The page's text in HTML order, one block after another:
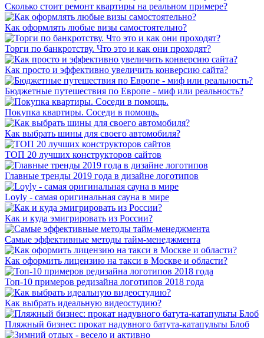
Сколько стоит ремонт квартиры на реальном примере?
Как оформлять любые визы самостоятельно?
Торги по банкротству. Что это и как они проходят?
Как просто и эффективно увеличить конверсию сайта?
Бюджетные путешествия по Европе - миф или реальность?
Покупка квартиры. Соседи в помощь.
Как выбрать шины для своего автомобиля?
ТОП 20 лучших конструкторов сайтов
Главные тренды 2019 года в дизайне логотипов
Loyly - самая оригинальная сауна в мире
Как и куда эмигрировать из России?
Самые эффективные методы тайм-менеджмента
Как оформить лицензию на такси в Москве и области?
Топ-10 примеров редизайна логотипов 2018 года
Как выбрать идеальную видеостудию?
Пляжный бизнес: прокат надувного батута-катапульты Блоб